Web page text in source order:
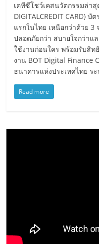
เคทีซีโชว์เคสนวัตกรรมล่าสุ
DIGITALCREDIT CARD)
แรกในไทย เหนือกว่าด้วย
ปลอดภัยกว่า สบายใจกว่าแ
ใช้งานก่อนใคร พร้อมรับสิ
งาน BOT Digital Finance
ธนาคารแห่งประเทศไทย ร
Read more